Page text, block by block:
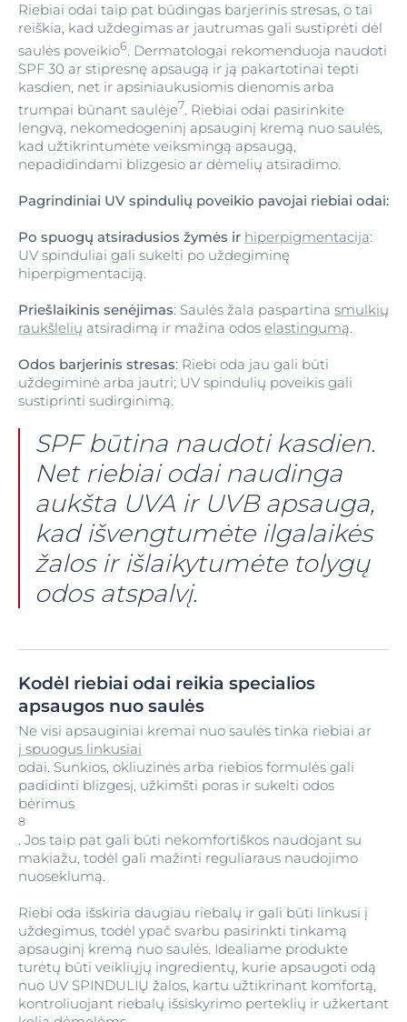
Riebiai odai taip pat būdingas barjerinis stresas, o tai
reiškia, kad uždegimas ar jautrumas gali sustiprėti dėl
saulės poveikio6. Dermatologai rekomenduoja naudoti
SPF 30 ar stipresnę apsaugą ir ją pakartotinai tepti
kasdien, net ir apsiniaukusiomis dienomis arba
trumpai būnant saulėje7. Riebiai odai pasirinkite
lengvą, nekomedogeninį apsauginį kremą nuo saulės,
kad užtikrintumėte veiksmingą apsaugą,
nepadidindami blizgesio ar dėmelių atsiradimo.
Pagrindiniai UV spindulių poveikio pavojai riebiai odai:
Po spuogų atsiradusios žymės ir hiperpigmentacija:
UV spinduliai gali sukelti po uždegiminę
hiperpigmentaciją.
Priešlaikinis senėjimas: Saulės žala paspartina smulkių
raukšlelių atsiradimą ir mažina odos elastingumą.
Odos barjerinis stresas: Riebi oda jau gali būti
uždegiminė arba jautri; UV spindulių poveikis gali
sustiprinti sudirginimą.
SPF būtina naudoti kasdien.
Net riebiai odai naudinga
aukšta UVA ir UVB apsauga,
kad išvengtumėte ilgalaikės
žalos ir išlaikytumėte tolygų
odos atspalvį.
Kodėl riebiai odai reikia specialios
apsaugos nuo saulės
Ne visi apsauginiai kremai nuo saulės tinka riebiai ar
į spuogus linkusiai
odai. Sunkios, okliuzinės arba riebios formulės gali
padidinti blizgesį, užkimšti poras ir sukelti odos
bėrimus
8
. Jos taip pat gali būti nekomfortiškos naudojant su
makiažu, todėl gali mažinti reguliaraus naudojimo
nuoseklumą.
Riebi oda išskiria daugiau riebalų ir gali būti linkusi į
uždegimus, todėl ypač svarbu pasirinkti tinkamą
apsauginį kremą nuo saulės. Idealiame produkte
turėtų būti veikliųjų ingredientų, kurie apsaugoti odą
nuo UV SPINDULIŲ žalos, kartu užtikrinant komfortą,
kontroliuojant riebalų išsiskyrimo perteklių ir užkertant